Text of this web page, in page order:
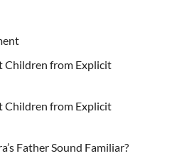
Children from Explicit
Children from Explicit
Father Sound Familiar?